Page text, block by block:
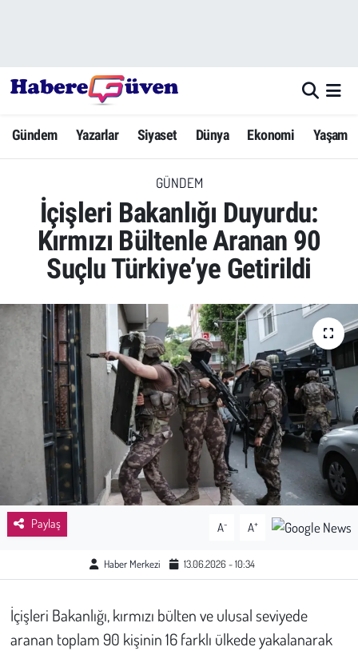
Gündem Yazarlar Siyaset Dünya Ekonomi Yaşam
GÜNDEM
İçişleri Bakanlığı Duyurdu:
Kırmızı Bültenle Aranan 90
Suçlu Türkiye’ye Getirildi
Paylaş A- A+
Haber Merkezi 13.06.2026 - 10:34
İçişleri Bakanlığı, kırmızı bülten ve ulusal seviyede
aranan toplam 90 kişinin 16 farklı ülkede yakalanarak
Yazarlar
Dünya
Ekonomi
Yaşam
Yerel Haberler
Eğitim
Sağlık
Kadın
Emek
Spor
Bilim - Teknoloji
Hava Durumu
Trafik Durumu
Süper Lig Puan Durumu ve Fikstür
Tüm Manşetler
Son Dakika Haberleri
Haber Arşivi